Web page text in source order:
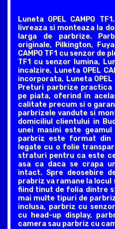
Luneta OPEL CAMPO
livreaza si monteaza la
larga de parbrize.
originale, Pilkington,
CAMPO TF1 cu senzor de
TF1 cu senzor lumina,
incalzire, Luneta OPEL
incorporata, Luneta OPEL
Preturi parbrize
pe piata, oferind in
calitate precum si o
parbrizele vandute si
domiciliul clientului in
unei masini este
parbriz este format din
legate cu o folie
straturi pentru ca este
asa ca daca se crapa
intact. Spre deosebire
prabriz va ramane la locul
fiind tinut de folia dintre
mai multe tipuri de
inclusa, parbriz cu
cu head-up display,
camera sau parbriz cu